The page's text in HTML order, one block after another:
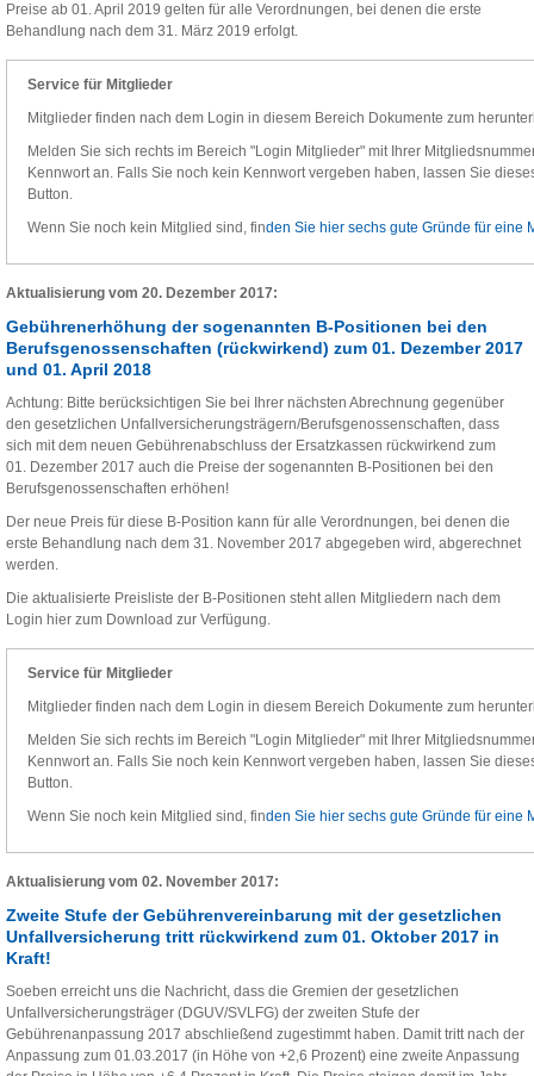
Preise ab 01. April 2019 gelten für alle Verordnungen, bei denen die erste
Behandlung nach dem 31. März 2019 erfolgt.
Service für Mitglieder
Mitglieder finden nach dem Login in diesem Bereich Dokumente zum
Melden Sie sich rechts im Bereich "Login Mitglieder" mit Ihrer
Kennwort an. Falls Sie noch kein Kennwort vergeben haben, lassen Sie
Button.
Wenn Sie noch kein Mitglied sind, finden Sie hier sechs gute Gründe für eine
Aktualisierung vom 20. Dezember 2017:
Gebührenerhöhung der sogenannten B-Positionen bei den
Berufsgenossenschaften (rückwirkend) zum 01. Dezember 2017
und 01. April 2018
Achtung: Bitte berücksichtigen Sie bei Ihrer nächsten Abrechnung gegenüber
den gesetzlichen Unfallversicherungsträgern/Berufsgenossenschaften, dass
sich mit dem neuen Gebührenabschluss der Ersatzkassen rückwirkend zum
01. Dezember 2017 auch die Preise der sogenannten B-Positionen bei den
Berufsgenossenschaften erhöhen!
Der neue Preis für diese B-Position kann für alle Verordnungen, bei denen die
erste Behandlung nach dem 31. November 2017 abgegeben wird, abgerechnet
werden.
Die aktualisierte Preisliste der B-Positionen steht allen Mitgliedern nach dem
Login hier zum Download zur Verfügung.
Service für Mitglieder
Mitglieder finden nach dem Login in diesem Bereich Dokumente zum
Melden Sie sich rechts im Bereich "Login Mitglieder" mit Ihrer
Kennwort an. Falls Sie noch kein Kennwort vergeben haben, lassen Sie
Button.
Wenn Sie noch kein Mitglied sind, finden Sie hier sechs gute Gründe für eine
Aktualisierung vom 02. November 2017:
Zweite Stufe der Gebührenvereinbarung mit der gesetzlichen
Unfallversicherung tritt rückwirkend zum 01. Oktober 2017 in
Kraft!
Soeben erreicht uns die Nachricht, dass die Gremien der gesetzlichen
Unfallversicherungsträger (DGUV/SVLFG) der zweiten Stufe der
Gebührenanpassung 2017 abschließend zugestimmt haben. Damit tritt nach der
Anpassung zum 01.03.2017 (in Höhe von +2,6 Prozent) eine zweite Anpassung